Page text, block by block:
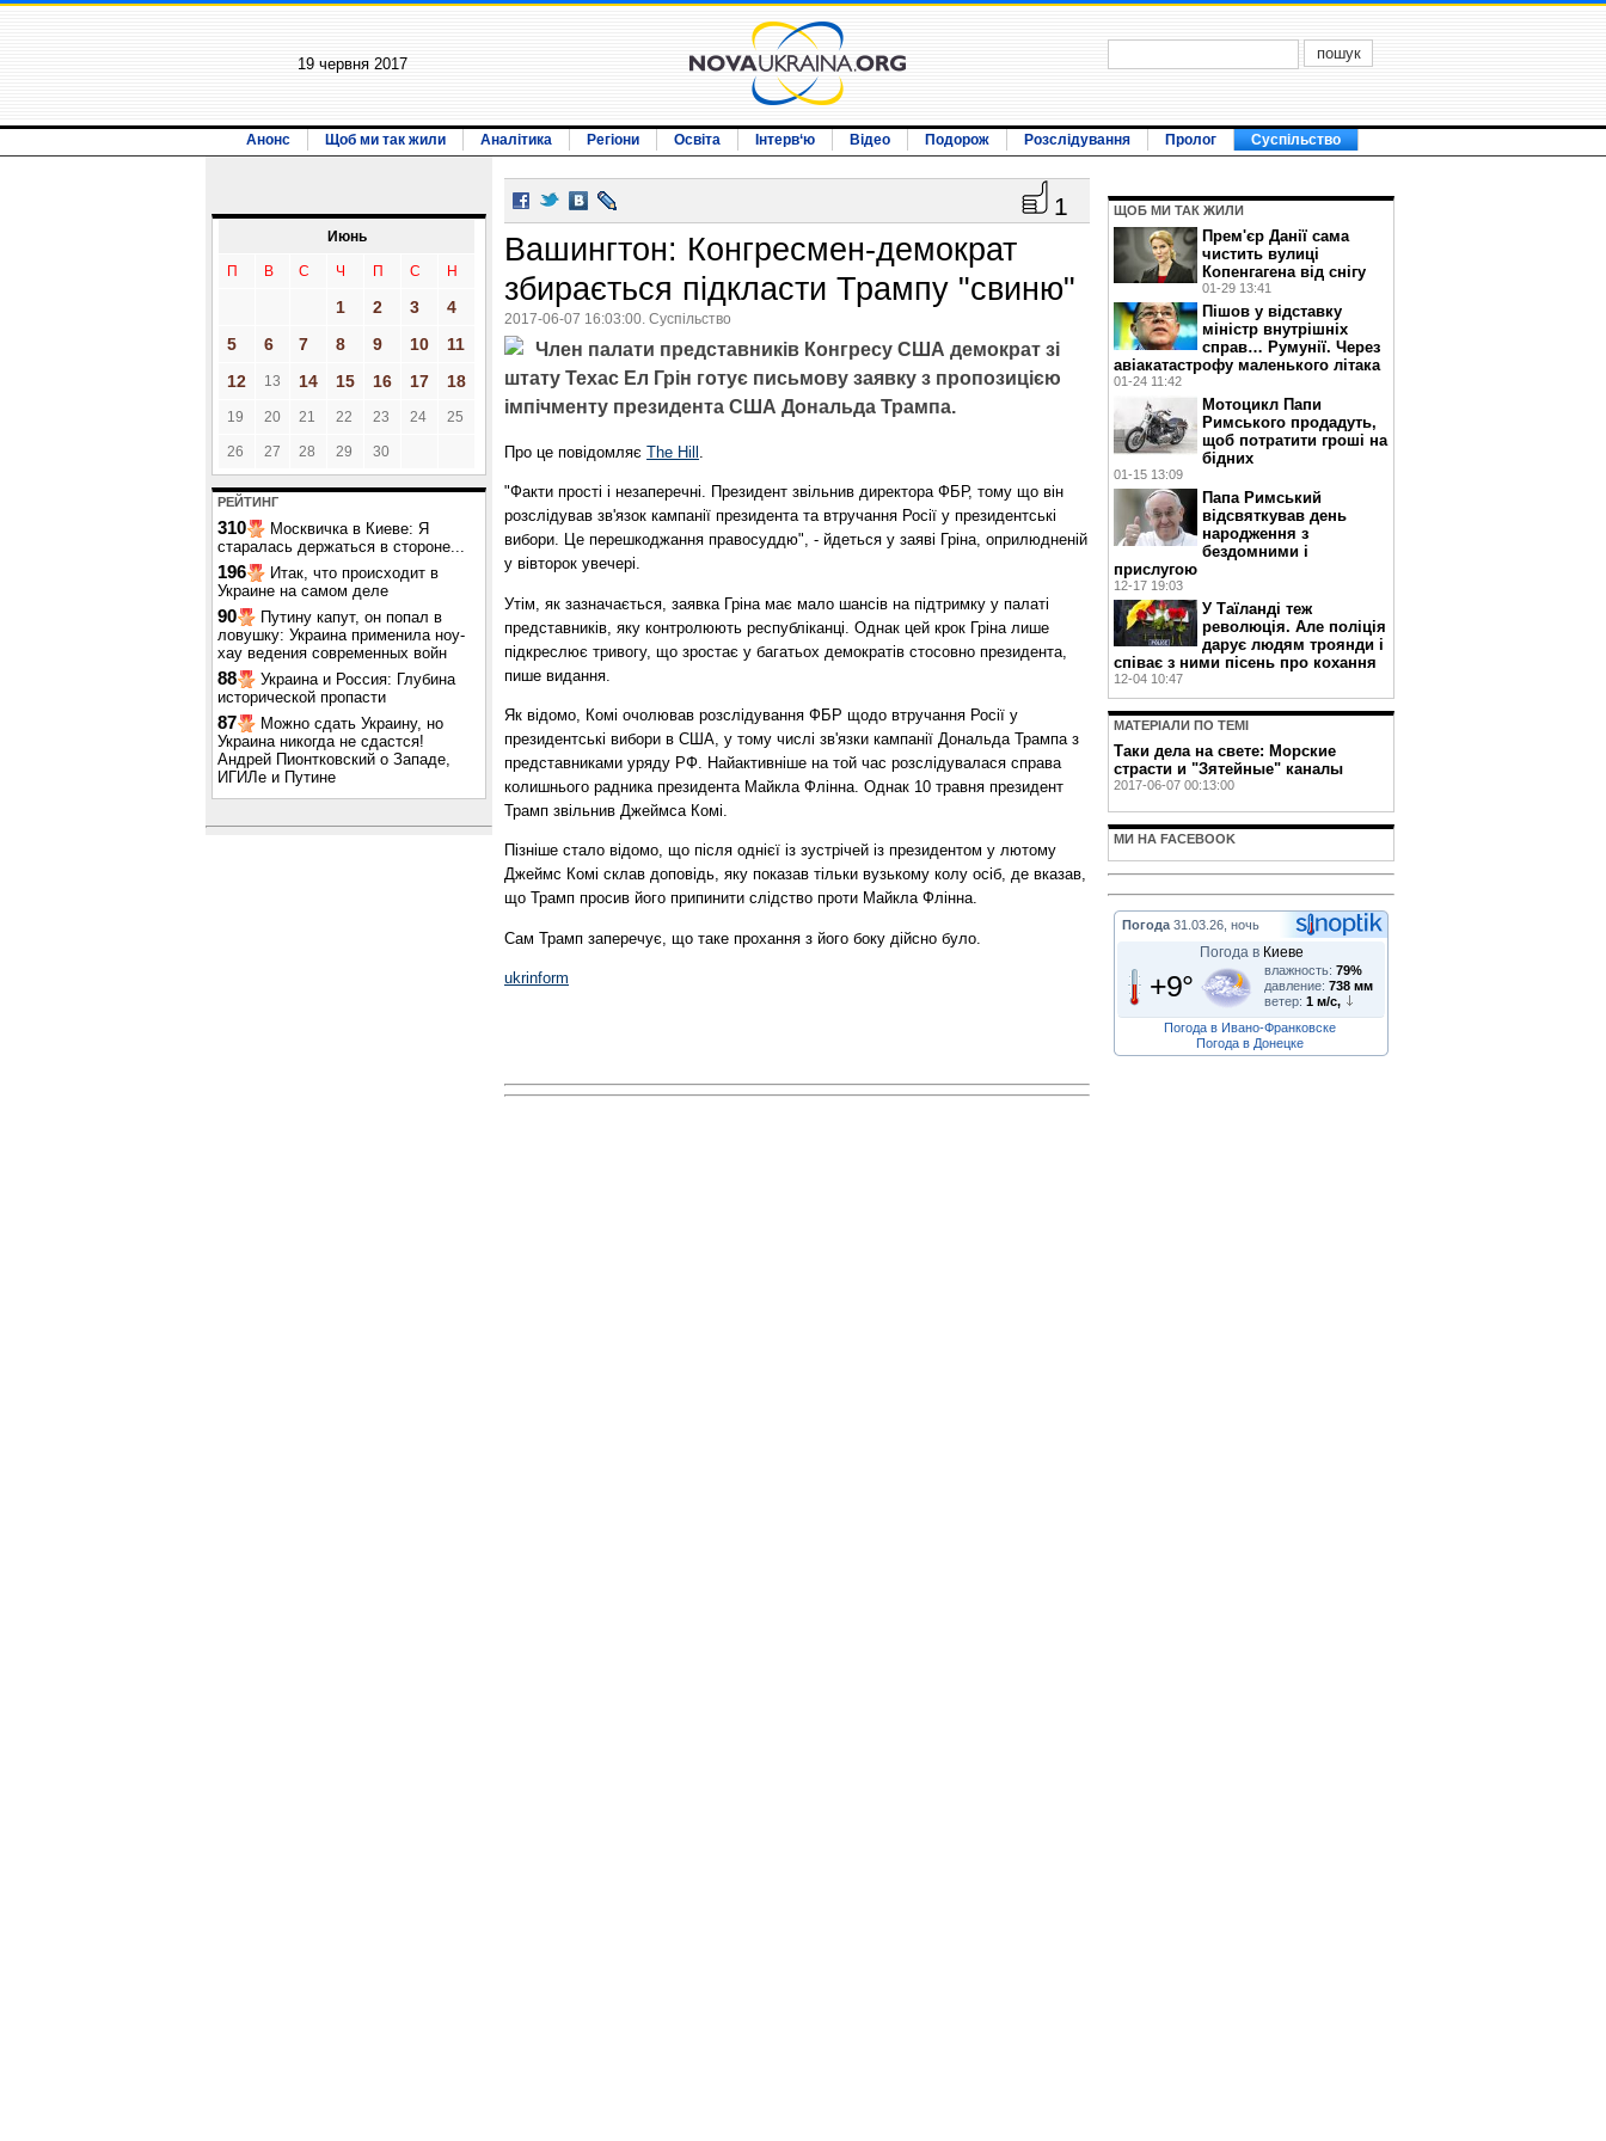
19 червня 2017
Анонс Щоб ми так жили Аналітика Регіони Освіта Інтерв‘ю Відео Подорож Розслідування Пролог Суспільство
Июнь
П В С Ч П С Н
1 2 3
4
5
6 7 8 9 10
11
12
13 14 15 16 17 18
19 20 21 22 23 24 25
26 27 28 29 30
РЕЙТИНГ
310
Москвичка в Киеве: Я
старалась держаться в стороне...
196
Итак, что происходит в
Украине на самом деле
90
Путину капут, он попал в
ловушку: Украина применила ноу-
хау ведения современных войн
88
Украина и Россия: Глубина
исторической пропасти
87
Можно сдать Украину, но
Украина никогда не сдастся!
Андрей Пионтковский о Западе,
ИГИЛе и Путине
1
Вашингтон: Конгресмен-демократ
збирається підкласти Трампу "свиню"
2017-06-07 16:03:00. Суспільство
Член палати представників Конгресу США демократ зі
штату Техас Ел Грін готує письмову заявку з пропозицією
імпічменту президента США Дональда Трампа.
Про це повідомляє The Hill .
"Факти прості і незаперечні. Президент звільнив директора ФБР, тому що він
розслідував зв'язок кампанії президента та втручання Росії у президентські
вибори. Це перешкоджання правосуддю", - йдеться у заяві Гріна, оприлюдненій
у вівторок увечері.
Утім, як зазначається, заявка Гріна має мало шансів на підтримку у палаті
представників, яку контролюють республіканці. Однак цей крок Гріна лише
підкреслює тривогу, що зростає у багатьох демократів стосовно президента,
пише видання.
Як відомо, Комі очолював розслідування ФБР щодо втручання Росії у
президентські вибори в США, у тому числі зв'язки кампанії Дональда Трампа з
представниками уряду РФ. Найактивніше на той час розслідувалася справа
колишнього радника президента Майкла Флінна. Однак 10 травня президент
Трамп звільнив Джеймса Комі.
Пізніше стало відомо, що після однієї із зустрічей із президентом у лютому
Джеймс Комі склав доповідь, яку показав тільки вузькому колу осіб, де вказав,
що Трамп просив його припинити слідство проти Майкла Флінна.
Сам Трамп заперечує, що таке прохання з його боку дійсно було.
ukrinform
ЩОБ МИ ТАК ЖИЛИ
Прем'єр Данії сама
чистить вулиці
Копенгагена від снігу
01-29 13:41
Пішов у відставку
міністр внутрішніх
справ… Румунії. Через
авіакатастрофу маленького літака
01-24 11:42
Мотоцикл Папи
Римського продадуть,
щоб потратити гроші на
бідних
01-15 13:09
Папа Римський
відсвяткував день
народження з
бездомними і
прислугою
12-17 19:03
У Таїланді теж
революція. Але поліція
дарує людям троянди і
співає з ними пісень про кохання
12-04 10:47
МАТЕРIАЛИ ПО ТЕМI
Таки дела на свете: Морские
страсти и "Зятейные" каналы
2017-06-07 00:13:00
МИ НА FACEBOOK
Погода 31.03.26, ночь
Погода в Киеве
+9° влажность: 79%
давление: 738 мм
ветер: 1 м/с,
Погода в Ивано-Франковске
Погода в Донецке